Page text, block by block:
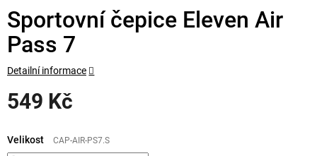
Sportovní čepice Eleven Air
Pass 7
549 Kč
cena:
Velikost CAP-AIR-PS7.S
Detailní informace